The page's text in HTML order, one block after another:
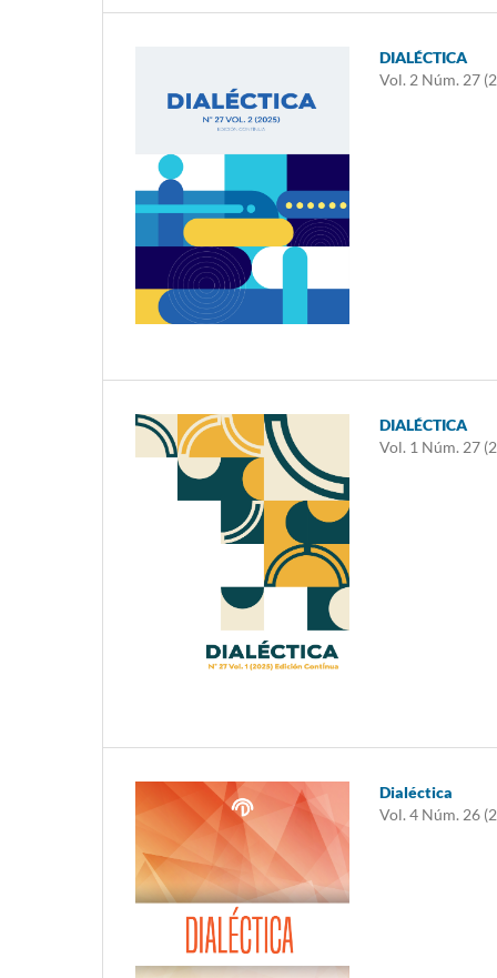
DIALÉCTICA
Vol. 2 Núm. 27
DIALÉCTICA
Vol. 1 Núm. 27
Dialéctica
Vol. 4 Núm. 26